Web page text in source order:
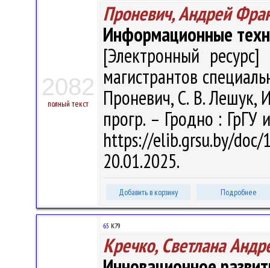
2082
полный текст
Проневич, Андрей
Информационные
[Электронный
магистрантов
Проневич, С. В. Лешук,
прогр. – Гродно :
https://elib.grsu.by/
20.01.2025.
Добавить в корзину Подробнее
65 К79
Кречко, Светлана